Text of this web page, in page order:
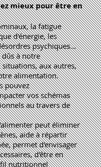
mieux pour être en
la fatigue
d'énergie, les
psychiques...
à notre
aux autres,
alimentation.
pouvez
vos schémas
au travers de
peut éliminer
aide à répartir
permet d'envisager
d'être en
nutritionnel